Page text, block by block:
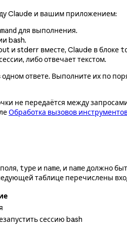
Claude и вашим приложением:
для выполнения.
bash.
и stderr вместе, Claude в блоке
либо отвечает текстом.
одном ответе. Выполните их по
не передаётся между
Обработка вызовов
type и name, и nameдолжно
таблице перечислены
сессию bash